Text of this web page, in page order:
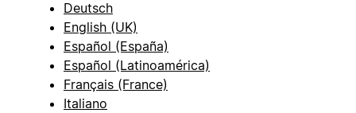
Deutsch
English (UK)
Español (España)
Español (Latinoamérica)
Français (France)
Italiano